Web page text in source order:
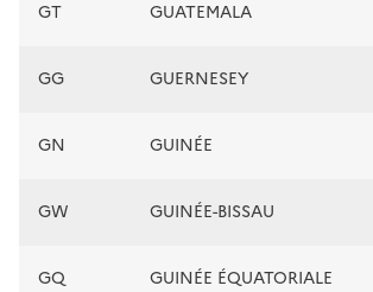
GT GUATEMALA
GG GUERNESEY
GN GUINÉE
GW GUINÉE-BISSAU
GQ GUINÉE ÉQUATORIALE